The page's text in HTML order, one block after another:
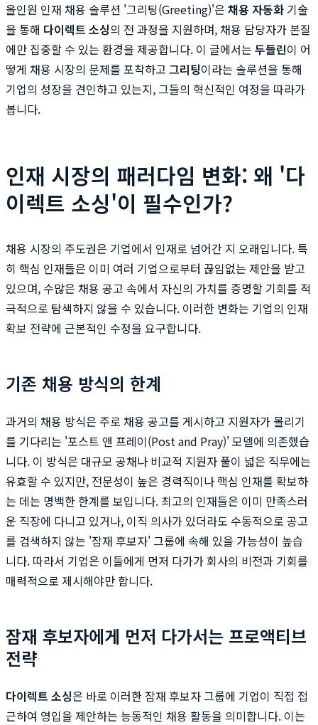
올인원 인재 채용 솔루션 '그리팅(Greeting)'은 채용 자동화 기술
을 통해 다이렉트 소싱의 전 과정을 지원하며, 채용 담당자가 본질
에만 집중할 수 있는 환경을 제공합니다. 이 글에서는 두들린이 어
떻게 채용 시장의 문제를 포착하고 그리팅이라는 솔루션을 통해
기업의 성장을 견인하고 있는지, 그들의 혁신적인 여정을 따라가
봅니다.
인재 시장의 패러다임 변화: 왜 '다
이렉트 소싱'이 필수인가?
채용 시장의 주도권은 기업에서 인재로 넘어간 지 오래입니다. 특
히 핵심 인재들은 이미 여러 기업으로부터 끊임없는 제안을 받고
있으며, 수많은 채용 공고 속에서 자신의 가치를 증명할 기회를 적
극적으로 탐색하지 않을 수 있습니다. 이러한 변화는 기업의 인재
확보 전략에 근본적인 수정을 요구합니다.
기존 채용 방식의 한계
과거의 채용 방식은 주로 채용 공고를 게시하고 지원자가 몰리기
를 기다리는 '포스트 앤 프레이(Post and Pray)' 모델에 의존했습
니다. 이 방식은 대규모 공채나 비교적 지원자 풀이 넓은 직무에는
유효할 수 있지만, 전문성이 높은 경력직이나 핵심 인재를 확보하
는 데는 명백한 한계를 보입니다. 최고의 인재들은 이미 만족스러
운 직장에 다니고 있거나, 이직 의사가 있더라도 수동적으로 공고
를 검색하지 않는 '잠재 후보자' 그룹에 속해 있을 가능성이 높습
니다. 따라서 기업은 이들에게 먼저 다가가 회사의 비전과 기회를
매력적으로 제시해야만 합니다.
잠재 후보자에게 먼저 다가서는 프로액티브
전략
다이렉트 소싱은 바로 이러한 잠재 후보자 그룹에 기업이 직접 접
근하여 영입을 제안하는 능동적인 채용 활동을 의미합니다. 이는